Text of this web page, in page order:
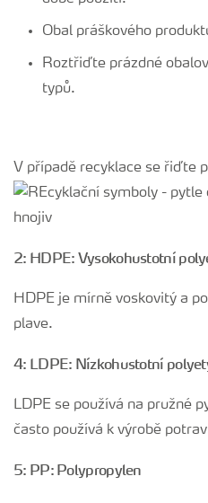
Obal práškového
Roztřiďte prázdné
typů.
V případě recyklace se řiďte
2: HDPE: Vysokohustotní
HDPE je mírně voskovitý a
plave.
4: LDPE: Nízkohustotní
LDPE se používá na pružné
často používá k výrobě
5: PP: Polypropylen